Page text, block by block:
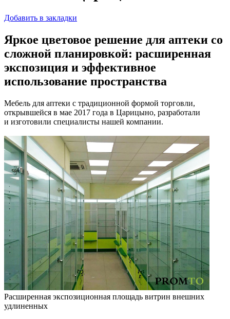
Добавить в закладки
Яркое цветовое решение для аптеки со
сложной планировкой: расширенная
экспозиция и эффективное
использование пространства
Мебель для аптеки с традиционной формой торговли,
открывшейся в мае 2017 года в Царицыно, разработали
и изготовили специалисты нашей компании.
Расширенная экспозиционная площадь витрин внешних
удлиненных